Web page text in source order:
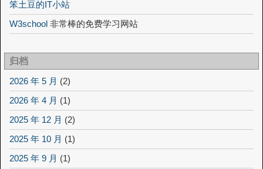
笨土豆的IT小站
W3school 非常棒的免费学习网站
归档
2026 年 5 月 (2)
2026 年 4 月 (1)
2025 年 12 月 (2)
2025 年 10 月 (1)
2025 年 9 月 (1)